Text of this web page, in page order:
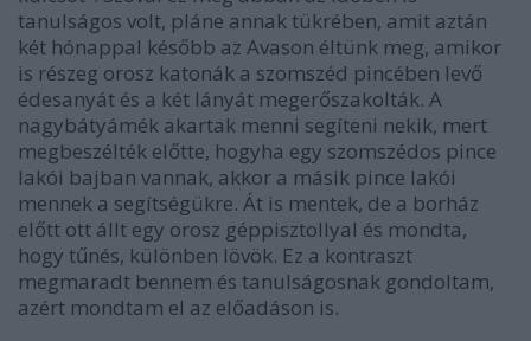
tanulságos volt, pláne annak tükrében, amit aztán
két hónappal később az Avason éltünk meg, amikor
is részeg orosz katonák a szomszéd pincében levő
édesanyát és a két lányát megerőszakolták. A
nagybátyámék akartak menni segíteni nekik, mert
megbeszélték előtte, hogyha egy szomszédos pince
lakói bajban vannak, akkor a másik pince lakói
mennek a segítségükre. Át is mentek, de a borház
előtt ott állt egy orosz géppisztollyal és mondta,
hogy tűnés, különben lövök. Ez a kontraszt
megmaradt bennem és tanulságosnak gondoltam,
azért mondtam el az előadáson is.